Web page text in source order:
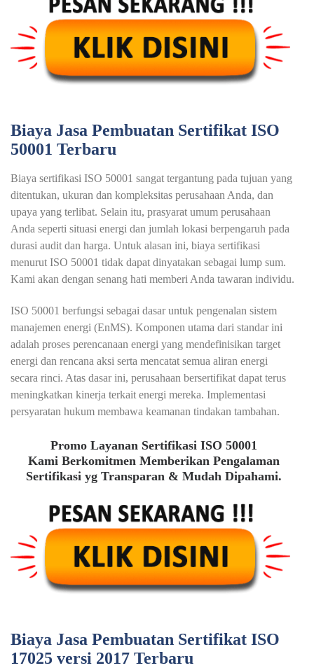
Biaya Jasa Pembuatan Sertifikat ISO
50001 Terbaru
Biaya sertifikasi ISO 50001 sangat tergantung pada tujuan yang
ditentukan, ukuran dan kompleksitas perusahaan Anda, dan
upaya yang terlibat. Selain itu, prasyarat umum perusahaan
Anda seperti situasi energi dan jumlah lokasi berpengaruh pada
durasi audit dan harga. Untuk alasan ini, biaya sertifikasi
menurut ISO 50001 tidak dapat dinyatakan sebagai lump sum.
Kami akan dengan senang hati memberi Anda tawaran individu.
ISO 50001 berfungsi sebagai dasar untuk pengenalan sistem
manajemen energi (EnMS). Komponen utama dari standar ini
adalah proses perencanaan energi yang mendefinisikan target
energi dan rencana aksi serta mencatat semua aliran energi
secara rinci. Atas dasar ini, perusahaan bersertifikat dapat terus
meningkatkan kinerja terkait energi mereka. Implementasi
persyaratan hukum membawa keamanan tindakan tambahan.
Promo Layanan Sertifikasi ISO 50001
Kami Berkomitmen Memberikan Pengalaman
Sertifikasi yg Transparan & Mudah Dipahami.
Biaya Jasa Pembuatan Sertifikat ISO
17025 versi 2017 Terbaru